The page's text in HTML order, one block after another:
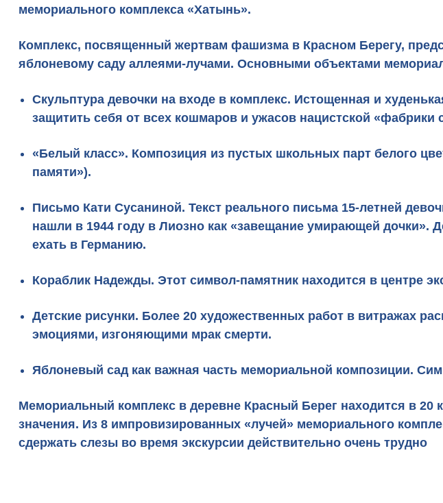
мемориального комплекса «Хатынь».
Комплекс, посвященный жертвам фашизма в Красном Берегу,
яблоневому саду аллеями-лучами. Основными объектами
Скульптура девочки на входе в комплекс. Истощенная и
защитить себя от всех кошмаров и ужасов нацистской «фабрики
«Белый класс». Композиция из пустых школьных парт белого
памяти»).
Письмо Кати Сусаниной. Текст реального письма 15-летней
нашли в 1944 году в Лиозно как «завещание умирающей дочки».
ехать в Германию.
Кораблик Надежды. Этот символ-памятник находится в центре
Детские рисунки. Более 20 художественных работ в витражах
эмоциями, изгоняющими мрак смерти.
Яблоневый сад как важная часть мемориальной композиции.
Мемориальный комплекс в деревне Красный Берег находится в 20
значения. Из 8 импровизированных «лучей» мемориального
сдержать слезы во время экскурсии действительно очень трудно